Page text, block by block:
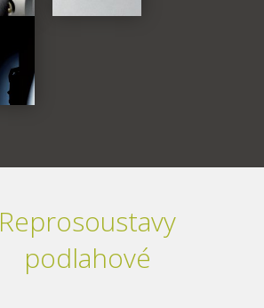
Reprosoustavy
podlahové